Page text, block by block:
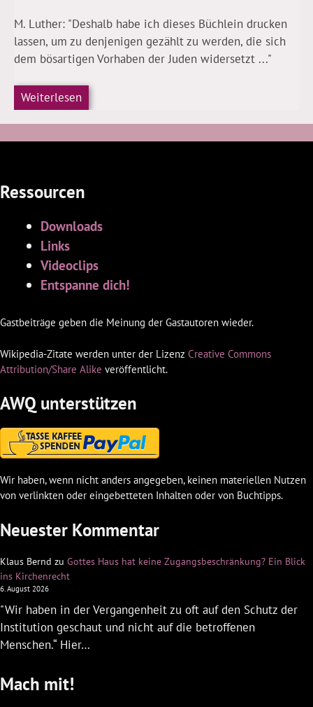
M. Luther: "Deshalb habe ich dieses Büchlein drucken
lassen, um zu denjenigen gezählt zu werden, die sich
dem bösartigen Vorhaben der Juden widersetzt ..."
Weiterlesen
Ressourcen
Downloads
Links
Videoclips
Entspanne dich!
Gastbeiträge geben die Meinung der Gastautoren wieder.
Wikipedia-Zitate werden unter der Lizenz Creative Commons
Attribution/Share Alike veröffentlicht.
AWQ unterstützen
Wir haben, wenn nicht anders angegeben, keinen materiellen Nutzen
von verlinkten oder eingebetteten Inhalten oder von Buchtipps.
Neuester Kommentar
Klaus Bernd zu Gottes Haus hat keine Zugangsbeschränkung? Ein Blick
ins Kirchenrecht
6. August 2026
"Wir haben in der Vergangenheit zu oft auf den Schutz der
Institution geschaut und nicht auf die betroffenen
Menschen.“ Hier…
Mach mit!